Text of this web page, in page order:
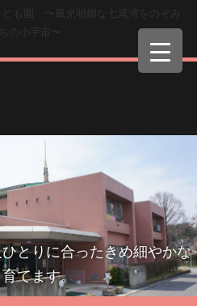
ども園 〜風光明媚な七尾湾をのぞみ
の小宇宙〜
とりに合ったきめ細やかな
てます。